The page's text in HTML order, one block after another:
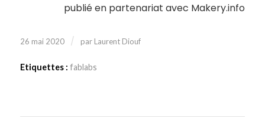
publié en partenariat avec Makery.info
26 mai 2020 / par Laurent Diouf
Etiquettes : fablabs